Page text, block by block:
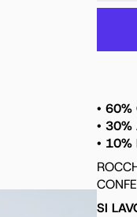
• 60%
• 30%
• 10%
SI